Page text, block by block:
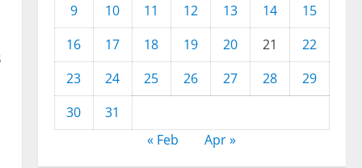
9
10 11 12 13 14
15
16
17 18 19 20 21
22
23
24 25 26 27 28
29
30
31
« Feb
Apr »